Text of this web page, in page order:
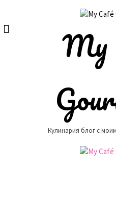
content
My
Кулинария блог с